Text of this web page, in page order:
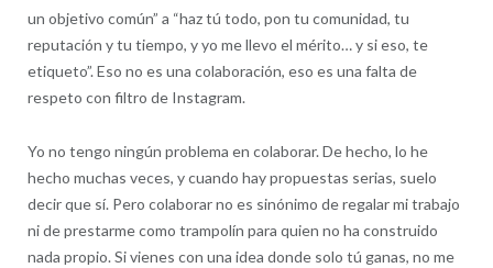
un objetivo común” a “haz tú todo, pon tu comunidad, tu
reputación y tu tiempo, y yo me llevo el mérito… y si eso, te
etiqueto”. Eso no es una colaboración, eso es una falta de
respeto con filtro de Instagram.
Yo no tengo ningún problema en colaborar. De hecho, lo he
hecho muchas veces, y cuando hay propuestas serias, suelo
decir que sí. Pero colaborar no es sinónimo de regalar mi trabajo
ni de prestarme como trampolín para quien no ha construido
nada propio. Si vienes con una idea donde solo tú ganas, no me